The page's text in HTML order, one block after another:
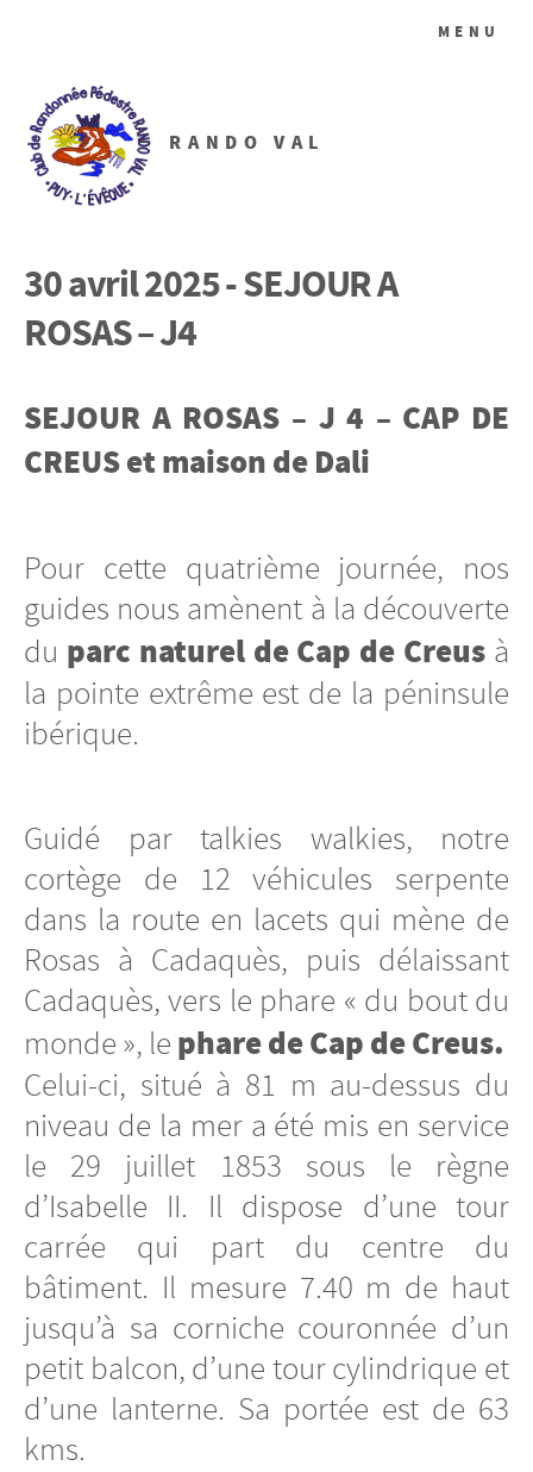
RANDO VAL
MENU
30 avril 2025 - SEJOUR A
ROSAS – J4
SEJOUR A ROSAS – J 4 – CAP DE
CREUS et maison de Dali
Pour cette quatrième journée, nos
guides nous amènent à la découverte
du parc naturel de Cap de Creus à
la pointe extrême est de la péninsule
ibérique.
Guidé par talkies walkies, notre
cortège de 12 véhicules serpente
dans la route en lacets qui mène de
Rosas à Cadaquès, puis délaissant
Cadaquès, vers le phare « du bout du
monde », le phare de Cap de Creus.
Celui-ci, situé à 81 m au-dessus du
niveau de la mer a été mis en service
le 29 juillet 1853 sous le règne
d’Isabelle II. Il dispose d’une tour
carrée qui part du centre du
bâtiment. Il mesure 7.40 m de haut
jusqu’à sa corniche couronnée d’un
petit balcon, d’une tour cylindrique et
d’une lanterne. Sa portée est de 63
kms.